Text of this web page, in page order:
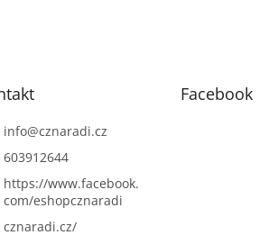
info@cznaradi.cz
603912644
https://www.facebook.
com/eshopcznaradi
cznaradi.cz/
Facebook